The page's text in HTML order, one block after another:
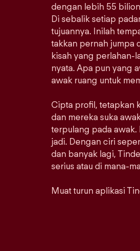
dengan lebih 55
Di sebalik setiap
tujuannya. Inilah
takkan pernah jumpa
kisah yang perlahan-
nyata. Apa pun yang
awak ruang untuk
Cipta profil, tetapkan
dan mereka suka
terpulang pada awak.
jadi. Dengan ciri
dan banyak lagi,
serius atau di mana-
Muat turun aplikasi